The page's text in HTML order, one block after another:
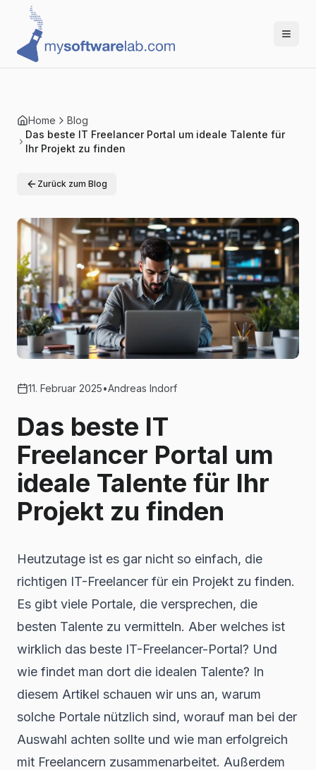
Home
Blog
Das beste IT Freelancer Portal um ideale Talente für
Ihr Projekt zu finden
Zurück zum Blog
11. Februar 2025•Andreas Indorf
Das beste IT
Freelancer Portal um
ideale Talente für Ihr
Projekt zu finden
Heutzutage ist es gar nicht so einfach, die
richtigen IT-Freelancer für ein Projekt zu finden.
Es gibt viele Portale, die versprechen, die
besten Talente zu vermitteln. Aber welches ist
wirklich das beste IT-Freelancer-Portal? Und
wie findet man dort die idealen Talente? In
diesem Artikel schauen wir uns an, warum
solche Portale nützlich sind, worauf man bei der
Auswahl achten sollte und wie man erfolgreich
mit Freelancern zusammenarbeitet. Außerdem